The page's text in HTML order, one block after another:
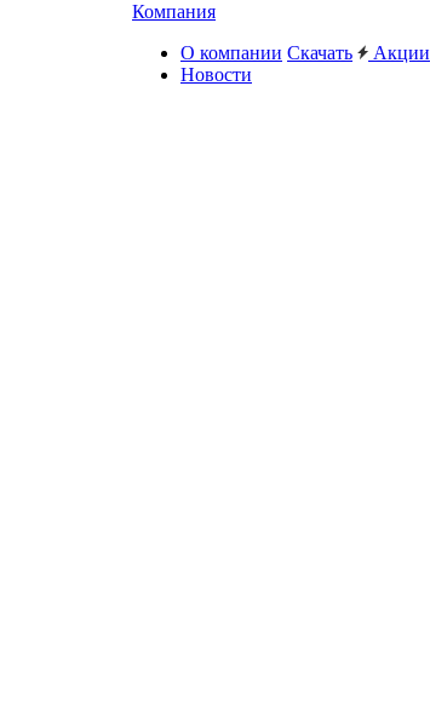
Компания
О компании
Новости
Скачать Акции